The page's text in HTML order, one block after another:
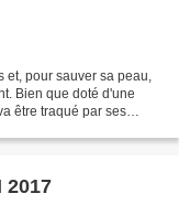
et, pour sauver sa peau,
Bien que doté d'une
être traqué par ses
2017